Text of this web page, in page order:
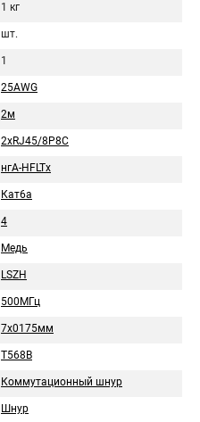
1 кг
шт.
1
25AWG
2м
2хRJ45/8P8C
нгА-HFLTx
Кат6a
4
Медь
LSZH
500МГц
7x0175мм
T568B
Коммутационный шнур
Шнур